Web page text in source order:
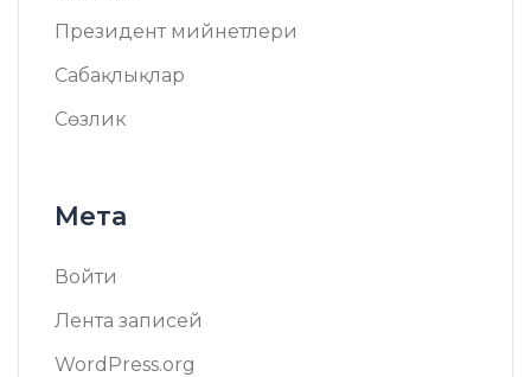
Президент мийнетлери
Сабақлықлар
Сөзлик
Мета
Войти
Лента записей
WordPress.org